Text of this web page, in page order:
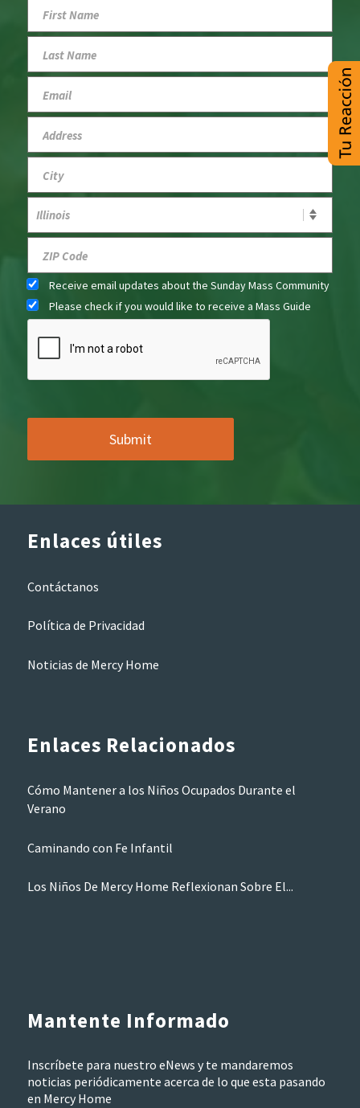
Receive email updates about the Sunday Mass Community
Please check if you would like to receive a Mass Guide
Enlaces útiles
Contáctanos
Política de Privacidad
Noticias de Mercy Home
Enlaces Relacionados
Cómo Mantener a los Niños Ocupados Durante el
Verano
Caminando con Fe Infantil
Los Niños De Mercy Home Reflexionan Sobre El...
Mantente Informado
Inscríbete para nuestro eNews y te mandaremos
noticias periódicamente acerca de lo que esta pasando
en Mercy Home